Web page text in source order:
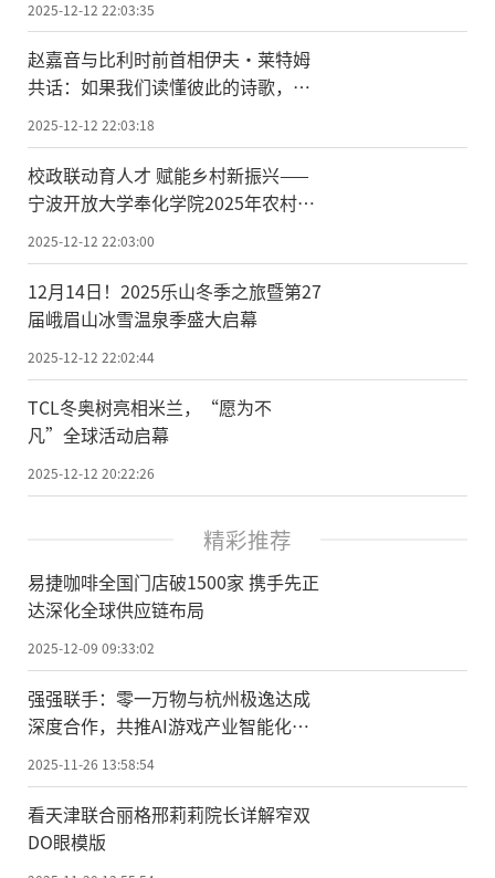
2025-12-12 22:03:35
赵嘉音与比利时前首相伊夫·莱特姆
共话：如果我们读懂彼此的诗歌，世
界会更近一步
2025-12-12 22:03:18
校政联动育人才 赋能乡村新振兴——
宁波开放大学奉化学院2025年农村实
用人才培训圆满收官
2025-12-12 22:03:00
12月14日！2025乐山冬季之旅暨第27
届峨眉山冰雪温泉季盛大启幕
2025-12-12 22:02:44
TCL冬奥树亮相米兰，“愿为不
凡”全球活动启幕
2025-12-12 20:22:26
精彩推荐
易捷咖啡全国门店破1500家 携手先正
达深化全球供应链布局
2025-12-09 09:33:02
强强联手：零一万物与杭州极逸达成
深度合作，共推AI游戏产业智能化升
2025-11-26 13:58:54
看天津联合丽格邢莉莉院长详解窄双
DO眼模版